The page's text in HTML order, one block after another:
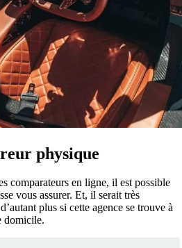
physique
comparateurs en ligne, il est possible
vous assurer. Et, il serait très
plus si cette agence se trouve à
domicile.